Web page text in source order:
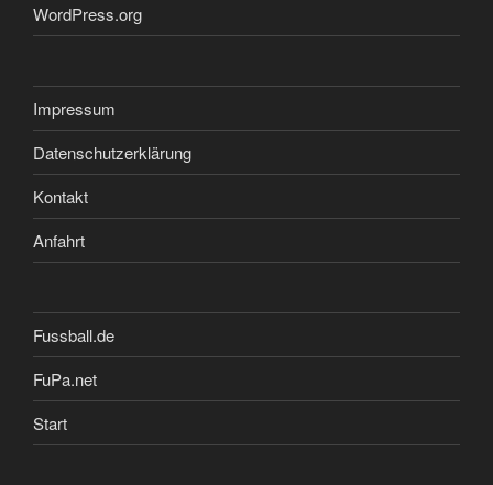
WordPress.org
Impressum
Datenschutzerklärung
Kontakt
Anfahrt
Fussball.de
FuPa.net
Start